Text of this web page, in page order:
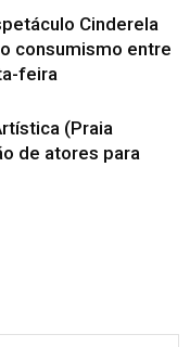
Cinderela
consumismo entre
feira
(Praia
de atores para